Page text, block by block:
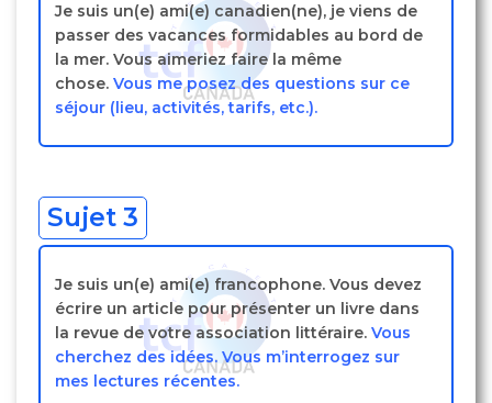
Je suis un(e) ami(e) canadien(ne), je viens de
passer des vacances formidables au bord de
la mer. Vous aimeriez faire la même
chose. Vous me posez des questions sur ce
séjour (lieu, activités, tarifs, etc.).
Sujet 3
Je suis un(e) ami(e) francophone. Vous devez
écrire un article pour présenter un livre dans
la revue de votre association littéraire. Vous
cherchez des idées. Vous m’interrogez sur
mes lectures récentes.